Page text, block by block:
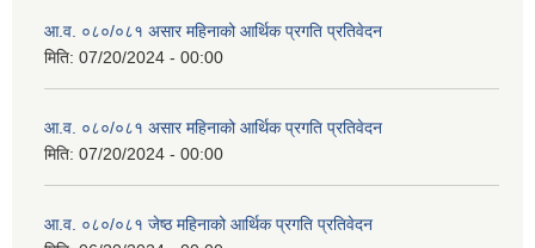
आ.व. ०८०/०८१ असार महिनाको आर्थिक प्रगति प्रतिवेदन
मिति: 07/20/2024 - 00:00
आ.व. ०८०/०८१ असार महिनाको आर्थिक प्रगति प्रतिवेदन
मिति: 07/20/2024 - 00:00
आ.व. ०८०/०८१ जेष्ठ महिनाको आर्थिक प्रगति प्रतिवेदन